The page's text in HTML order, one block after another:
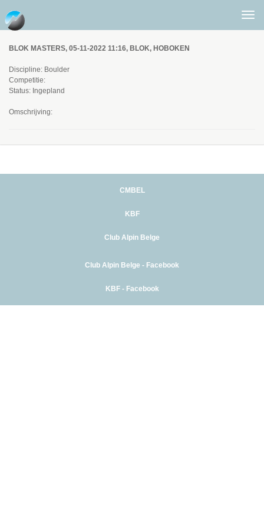
BLOK MASTERS, 05-11-2022 11:16, BLOK, HOBOKEN
Discipline: Boulder
Competitie:
Status: Ingepland
Omschrijving:
CMBEL
KBF
Club Alpin Belge
Club Alpin Belge - Facebook
KBF - Facebook